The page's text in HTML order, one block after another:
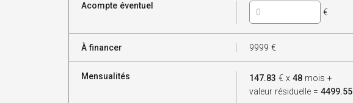
Acompte éventuel
€
À financer 9999 €
Mensualités 147.83 € x 48 mois +
valeur résiduelle = 4499.55